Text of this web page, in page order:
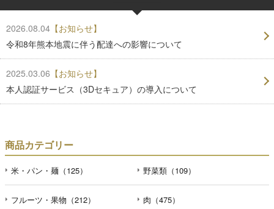
2026.08.04 【お知らせ】
令和8年熊本地震に伴う配達への影響について
2025.03.06 【お知らせ】
本人認証サービス（3Dセキュア）の導入について
商品カテゴリー
米・パン・麺（125） 野菜類（109）
フルーツ・果物（212） 肉（475）